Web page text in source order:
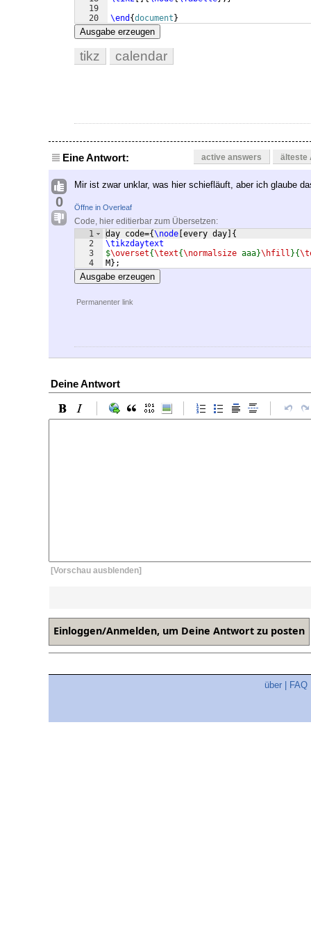
19
20
\end {document }
Ausgabe erzeugen
tikz calendar
Eine Antwort: active answers älteste
0
Mir ist zwar unklar, was hier schiefläuft, aber ich glaube
Öffne in Overleaf
Code, hier editierbar zum Übersetzen:
1
2
3
4
day code={\node every day {
\tikzdaytext
$\overset{\text{\normalsize aaa}\hfill }{
M } ;
Ausgabe erzeugen
Permanenter link
Deine Antwort
[Vorschau ausblenden]
über FAQ